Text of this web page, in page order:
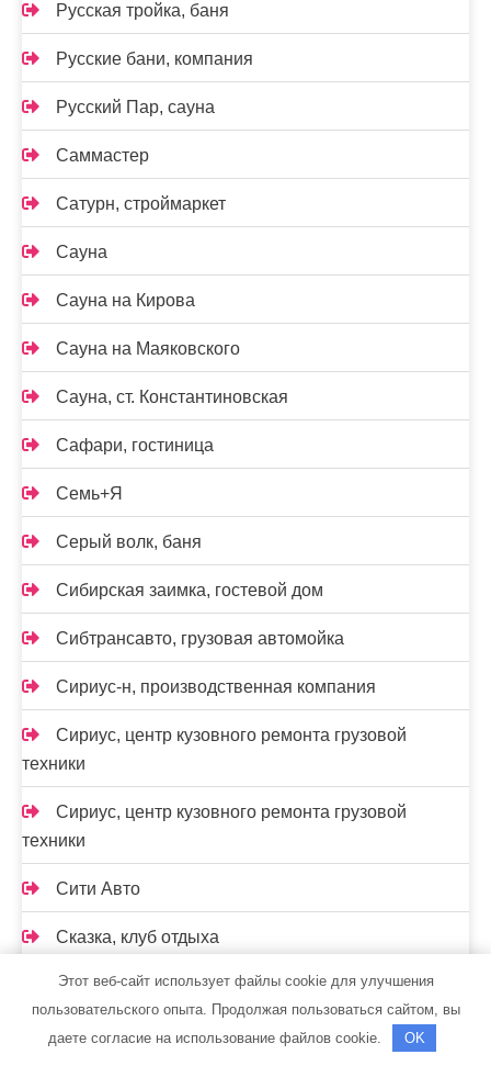
Русская тройка, баня
Русские бани, компания
Русский Пар, сауна
Саммастер
Сатурн, строймаркет
Сауна
Сауна на Кирова
Сауна на Маяковского
Сауна, ст. Константиновская
Сафари, гостиница
Семь+Я
Серый волк, баня
Сибирская заимка, гостевой дом
Сибтрансавто, грузовая автомойка
Сириус-н, производственная компания
Сириус, центр кузовного ремонта грузовой
техники
Сириус, центр кузовного ремонта грузовой
техники
Сити Авто
Сказка, клуб отдыха
Скиф, автомойка
Скиф, автомойка
Этот веб-сайт использует файлы cookie для улучшения
пользовательского опыта. Продолжая пользоваться сайтом, вы
даете согласие на использование файлов cookie.
OK